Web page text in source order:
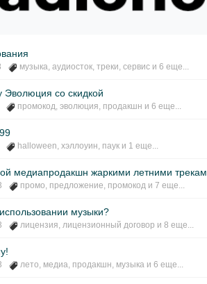
музыка,аудиосток,треки,сервис и 6 еще...
со скидкой
промокод,эволюция, продакшн и 6 еще...
halloween,хэллоуин, паук и 1 еще...
медиапродакшн жаркими летними
промо, предложение, промокод и 7 еще...
музыки?
лицензия,лицензионный договор и 8 еще...
лето, медиа, продакшн, музыка и 6 еще...